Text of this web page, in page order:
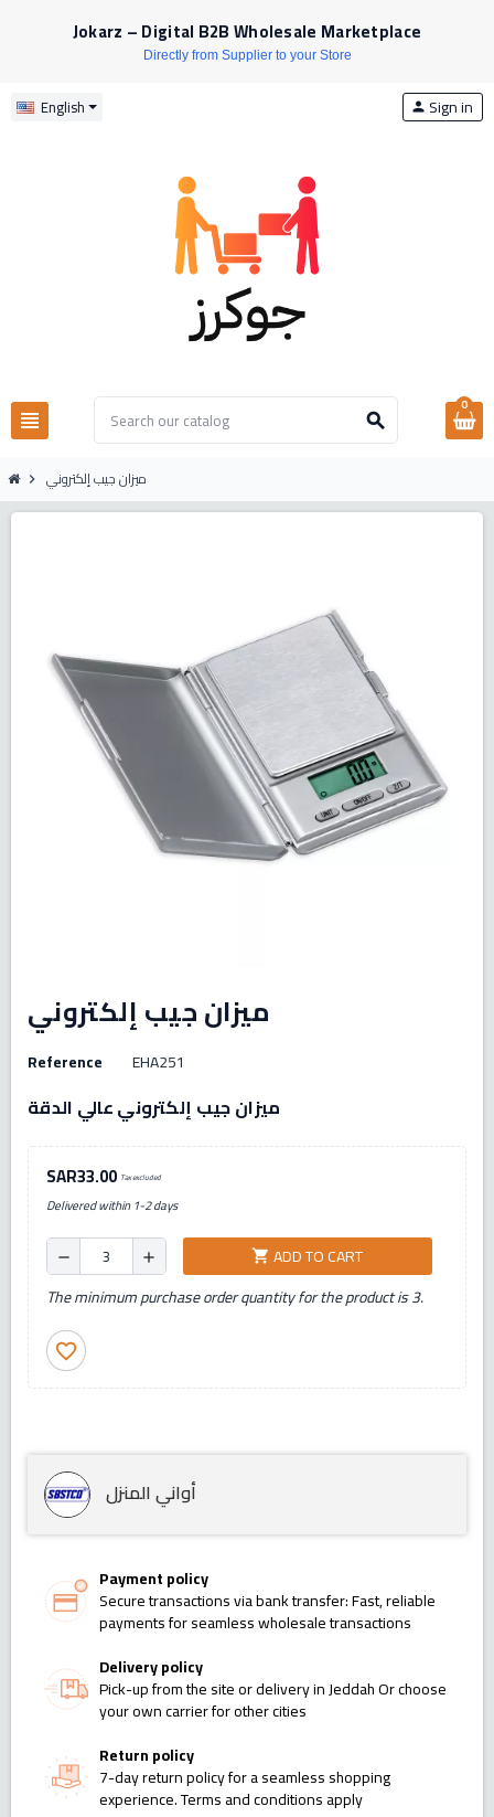
Jokarz – Digital B2B Wholesale Marketplace
Directly from Supplier to your Store
English
view_headline search
person Sign in
0
chevron_right ميزان جيب إلكتروني
ميزان جيب إلكتروني
Reference EHA251
ميزان جيب إلكتروني عالي الدقة
SAR33.00 Tax excluded
Delivered within 1-2 days
remove add shopping_cart ADD TO CART
The minimum purchase order quantity for the product is 3.
favorite_border
أواني المنزل
Payment policy
Secure transactions via bank transfer: Fast, reliable
payments for seamless wholesale transactions
Delivery policy
Pick-up from the site or delivery in Jeddah Or choose
your own carrier for other cities
Return policy
7-day return policy for a seamless shopping
experience. Terms and conditions apply